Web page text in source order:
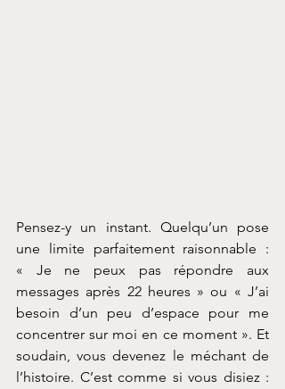
Pensez-y un instant. Quelqu’un pose
une limite parfaitement raisonnable :
« Je ne peux pas répondre aux
messages après 22 heures » ou « J’ai
besoin d’un peu d’espace pour me
concentrer sur moi en ce moment ». Et
soudain, vous devenez le méchant de
l’histoire. C’est comme si vous disiez :